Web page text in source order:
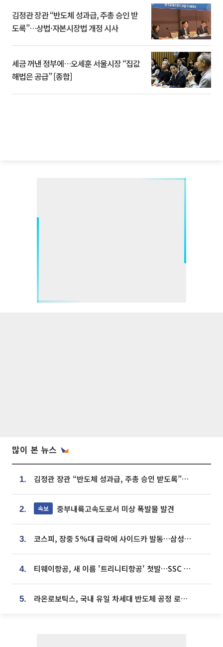
김정관 장관 “반도체 성과급, 주총 승인 받
도록”…상법·자본시장법 개정 시사
세금 꺼낸 정부에…오세훈 서울시장 “집값
해법은 공급” [종합]
많이 본 뉴스
1. 김정관 장관 “반도체 성과급, 주총 승인 받도록”…상법·자본시장법 개정 시사
2. 속보 중부내륙고속도로서 미상 폭발물 발견
3. 코스피, 장중 5%대 급락에 사이드카 발동…삼성·SK 동반 폭락
4. 티웨이항공, 새 이름 '트리니티항공' 첫발…SSC 전략 본격화
5. 라온로보틱스, 국내 유일 차세대 반도체 공정 로봇 개발 ‘고객사 테스트 진행’